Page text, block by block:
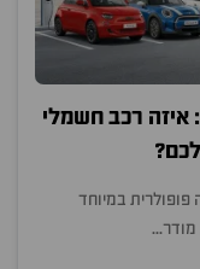
איזה רכב חשמלי
במיוחד